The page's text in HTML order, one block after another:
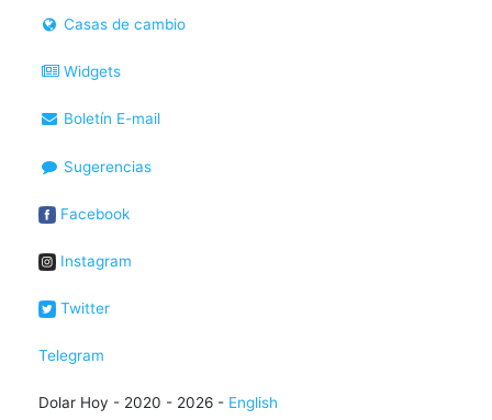
Casas de cambio
Widgets
Boletín E-mail
Sugerencias
Facebook
Instagram
Twitter
Telegram
Dolar Hoy - 2020 - 2026 - English